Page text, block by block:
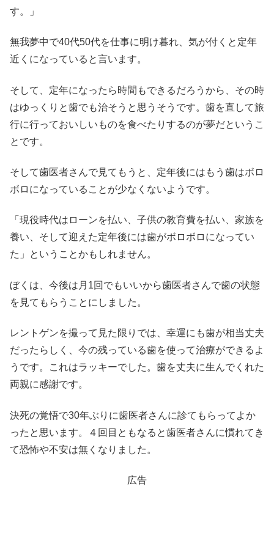
す。」
無我夢中で40代50代を仕事に明け暮れ、気が付くと定年
近くになっていると言います。
そして、定年になったら時間もできるだろうから、その時
はゆっくりと歯でも治そうと思うそうです。歯を直して旅
行に行っておいしいものを食べたりするのが夢だというこ
とです。
そして歯医者さんで見てもうと、定年後にはもう歯はボロ
ボロになっていることが少なくないようです。
「現役時代はローンを払い、子供の教育費を払い、家族を
養い、そして迎えた定年後には歯がボロボロになってい
た」ということかもしれません。
ぼくは、今後は月1回でもいいから歯医者さんで歯の状態
を見てもらうことにしました。
レントゲンを撮って見た限りでは、幸運にも歯が相当丈夫
だったらしく、今の残っている歯を使って治療ができるよ
うです。これはラッキーでした。歯を丈夫に生んでくれた
両親に感謝です。
決死の覚悟で30年ぶりに歯医者さんに診てもらってよか
ったと思います。４回目ともなると歯医者さんに慣れてき
て恐怖や不安は無くなりました。
広告